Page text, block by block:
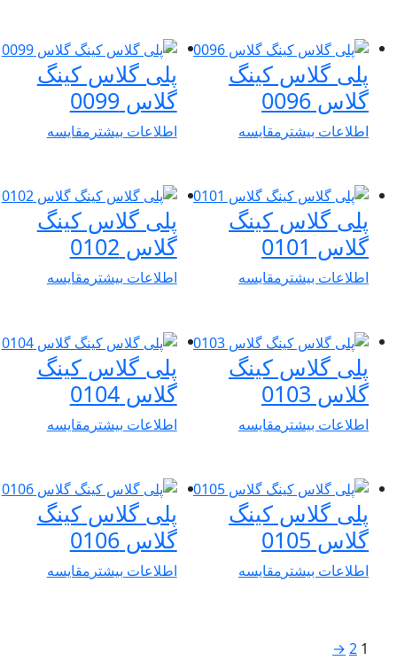
پلی گلاس کینگ
گلاس 0096
اطلاعات بیشترمقایسه
پلی گلاس کینگ
گلاس 0099
اطلاعات بیشترمقایسه
پلی گلاس کینگ
گلاس 0101
اطلاعات بیشترمقایسه
پلی گلاس کینگ
گلاس 0102
اطلاعات بیشترمقایسه
پلی گلاس کینگ
گلاس 0103
اطلاعات بیشترمقایسه
پلی گلاس کینگ
گلاس 0104
اطلاعات بیشترمقایسه
پلی گلاس کینگ
گلاس 0105
اطلاعات بیشترمقایسه
پلی گلاس کینگ
گلاس 0106
اطلاعات بیشترمقایسه
2
→